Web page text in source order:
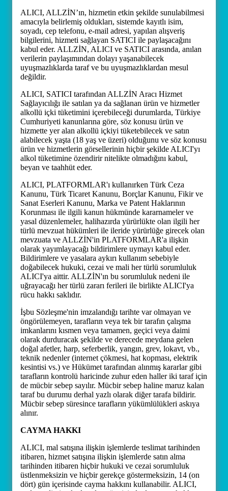
ALICI, ALLZİN’ın, hizmetin etkin şekilde sunulabilmesi
amacıyla belirlemiş oldukları, sistemde kayıtlı isim,
soyadı, cep telefonu, e-mail adresi, yapılan alışveriş
bilgilerini, hizmeti sağlayan SATICI ile paylaşacağını
kabul eder. ALLZİN, ALICI ve SATICI arasında, anılan
verilerin paylaşımından dolayı yaşanabilecek
uyuşmazlıklarda taraf ve bu uyuşmazlıklardan mesul
değildir.
ALICI, SATICI tarafından ALLZİN Aracı Hizmet
Sağlayıcılığı ile satılan ya da sağlanan ürün ve hizmetler
alkollü içki tüketimini içerebileceği durumlarda, Türkiye
Cumhuriyeti kanunlarına göre, söz konusu ürün ve
hizmette yer alan alkollü içkiyi tüketebilecek ve satın
alabilecek yaşta (18 yaş ve üzeri) olduğunu ve söz konusu
ürün ve hizmetlerin görsellerinin hiçbir şekilde ALICI'yı
alkol tüketimine özendirir nitelikte olmadığını kabul,
beyan ve taahhüt eder.
ALICI, PLATFORMLAR'ı kullanırken Türk Ceza
Kanunu, Türk Ticaret Kanunu, Borçlar Kanunu, Fikir ve
Sanat Eserleri Kanunu, Marka ve Patent Haklarının
Korunması ile ilgili kanun hükmünde kararnameler ve
yasal düzenlemeler, halihazırda yürürlükte olan ilgili her
türlü mevzuat hükümleri ile ileride yürürlüğe girecek olan
mevzuata ve ALLZİN'in PLATFORMLAR'a ilişkin
olarak yayımlayacağı bildirimlere uymayı kabul eder.
Bildirimlere ve yasalara aykırı kullanım sebebiyle
doğabilecek hukuki, cezai ve mali her türlü sorumluluk
ALICI'ya aittir. ALLZİN'ın bu sorumluluk nedeni ile
uğrayacağı her türlü zararı ferileri ile birlikte ALICI'ya
rücu hakkı saklıdır.
İşbu Sözleşme'nin imzalandığı tarihte var olmayan ve
öngörülemeyen, tarafların veya tek bir tarafın çalışma
imkanlarını kısmen veya tamamen, geçici veya daimi
olarak durduracak şekilde ve derecede meydana gelen
doğal afetler, harp, seferberlik, yangın, grev, lokavt, vb.,
teknik nedenler (internet çökmesi, hat kopması, elektrik
kesintisi vs.) ve Hükümet tarafından alınmış kararlar gibi
tarafların kontrolü haricinde zuhur eden haller iki taraf için
de mücbir sebep sayılır. Mücbir sebep haline maruz kalan
taraf bu durumu derhal yazlı olarak diğer tarafa bildirir.
Mücbir sebep süresince tarafların yükümlülükleri askıya
alınır.
CAYMA HAKKI
ALICI, mal satışına ilişkin işlemlerde teslimat tarihinden
itibaren, hizmet satışına ilişkin işlemlerde satın alma
tarihinden itibaren hiçbir hukuki ve cezai sorumluluk
üstlenmeksizin ve hiçbir gerekçe göstermeksizin, 14 (on
dört) gün içerisinde cayma hakkını kullanabilir. ALICI,